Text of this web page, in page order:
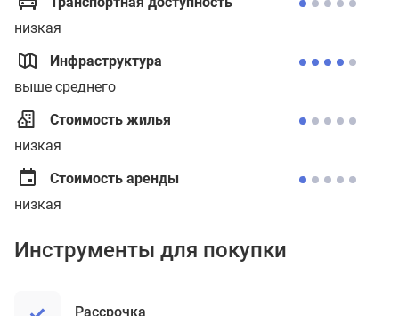
низкая
Инфраструктура
выше среднего
Стоимость жилья
низкая
Стоимость аренды
низкая
Инструменты для покупки
рассрочка